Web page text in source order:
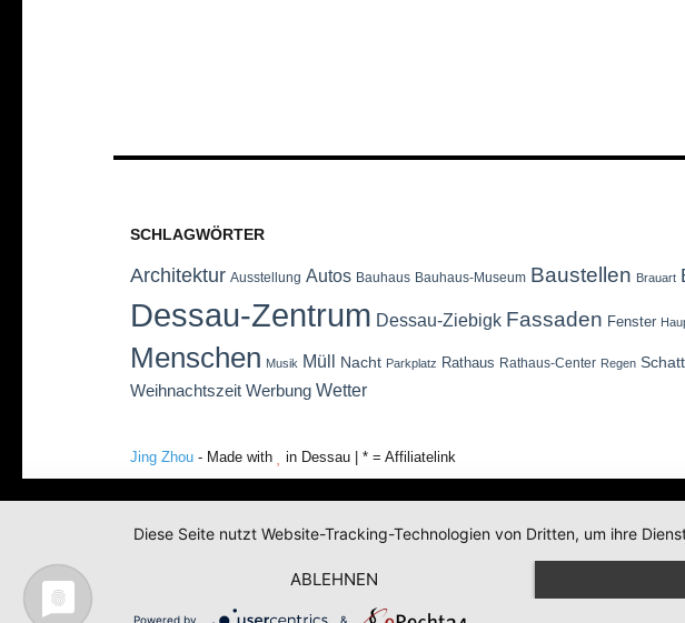
SCHLAGWÖRTER
Architektur Ausstellung Autos Bauhaus Bauhaus-Museum Baustellen Brauart
Dessau-Zentrum Dessau-Ziebigk Fassaden Fenster
Menschen Musik Müll Nacht Parkplatz Rathaus Rathaus-Center Regen
Weihnachtszeit Werbung Wetter
Jing Zhou - Made with in Dessau | * = Affiliatelink
Diese Seite nutzt Website-Tracking-Technologien von Dritten, um ihre
ABLEHNEN
Powered by &